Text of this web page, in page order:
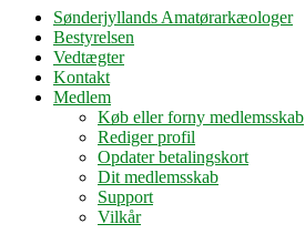
Sønderjyllands Amatørarkæologer
Bestyrelsen
Vedtægter
Kontakt
Medlem
Køb eller forny medlemsskab
Rediger profil
Opdater betalingskort
Dit medlemsskab
Support
Vilkår